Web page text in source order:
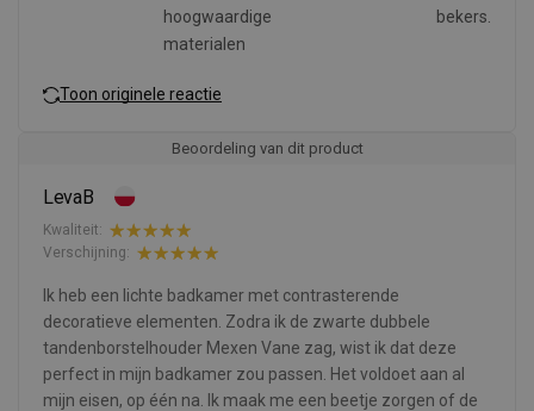
hoogwaardige
materialen
bekers.
Toon originele reactie
Beoordeling van dit product
LevaB
Kwaliteit:
Verschijning:
Ik heb een lichte badkamer met contrasterende
decoratieve elementen. Zodra ik de zwarte dubbele
tandenborstelhouder Mexen Vane zag, wist ik dat deze
perfect in mijn badkamer zou passen. Het voldoet aan al
mijn eisen, op één na. Ik maak me een beetje zorgen of de